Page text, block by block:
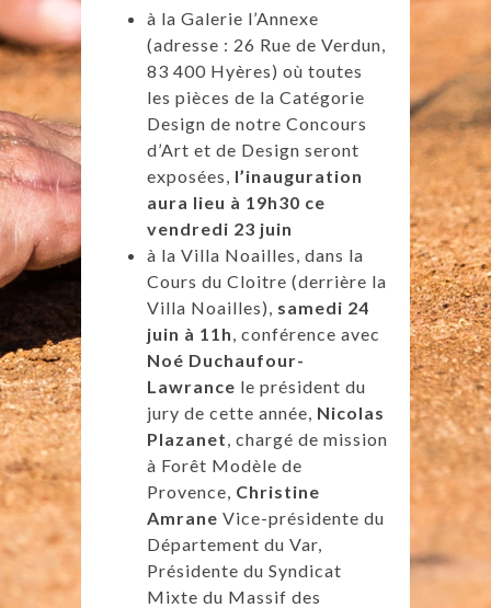
à la Galerie l’Annexe
(adresse : 26 Rue de Verdun,
83 400 Hyères) où toutes
les pièces de la Catégorie
Design de notre Concours
d’Art et de Design seront
exposées, l’inauguration
aura lieu à 19h30 ce
vendredi 23 juin
à la Villa Noailles, dans la
Cours du Cloitre (derrière la
Villa Noailles), samedi 24
juin à 11h, conférence avec
Noé Duchaufour-
Lawrance le président du
jury de cette année, Nicolas
Plazanet, chargé de mission
à Forêt Modèle de
Provence, Christine
Amrane Vice-présidente du
Département du Var,
Présidente du Syndicat
Mixte du Massif des